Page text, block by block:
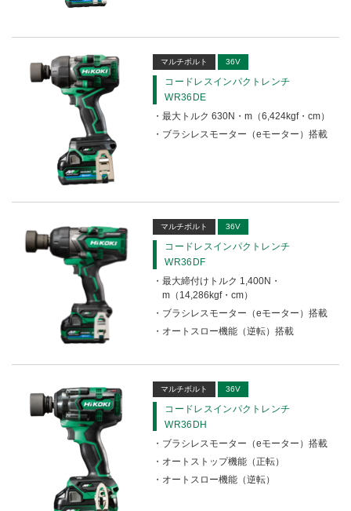
マルチボルト 36V
コードレスインパクトレンチ
WR36DE
最大トルク 630N・m（6,424kgf・cm）
ブラシレスモーター（eモーター）搭載
マルチボルト 36V
コードレスインパクトレンチ
WR36DF
最大締付けトルク 1,400N・
m（14,286kgf・cm）
ブラシレスモーター（eモーター）搭載
オートスロー機能（逆転）搭載
マルチボルト 36V
コードレスインパクトレンチ
WR36DH
ブラシレスモーター（eモーター）搭載
オートストップ機能（正転）
オートスロー機能（逆転）